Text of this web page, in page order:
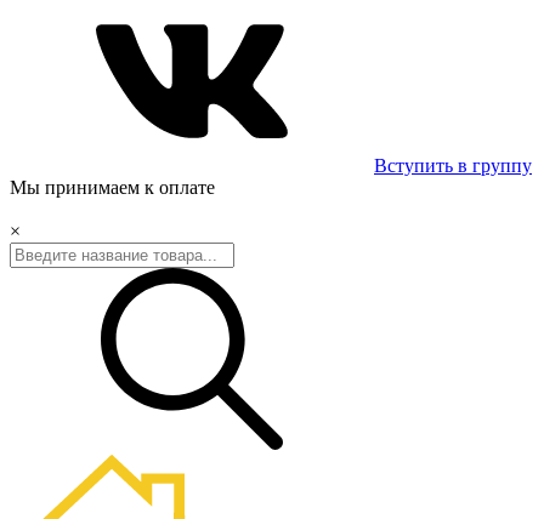
Вступить в группу
Мы принимаем к оплате
×